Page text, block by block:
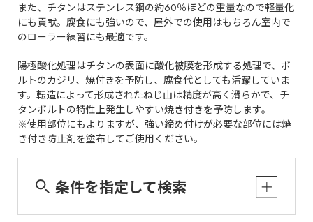
また、チタンはステンレス鋼の約60％ほどの重量なので軽量化
にも貢献。腐食にも強いので、屋外での使用はもちろん室内で
のローラー練習にも最適です。
陽極酸化処理はチタンの表面に酸化被膜を形成する処理で、ボ
ルトのカジリ、焼付きを予防し、腐食代としても活躍していま
す。転造によって形成されたねじ山は精度が高く滑らかで、チ
タンボルトの特性上発生しやすい焼き付きを予防します。
※使用部位にもよりますが、強い締め付けが必要な部位には焼
き付き防止剤を塗布してご使用ください。
条件を指定して検索